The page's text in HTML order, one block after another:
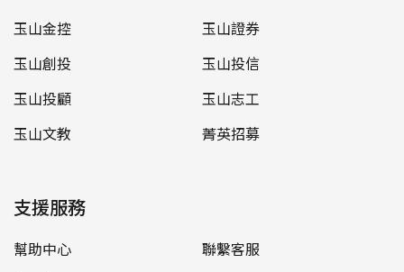
玉山金控
玉山證券
玉山創投
玉山投信
玉山投顧
玉山志工
玉山文教
菁英招募
支援服務
幫助中心
聯繫客服